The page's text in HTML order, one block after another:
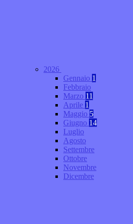
2026
Gennaio 1
Febbraio
Marzo 11
Aprile 1
Maggio 5
Giugno 14
Luglio
Agosto
Settembre
Ottobre
Novembre
Dicembre